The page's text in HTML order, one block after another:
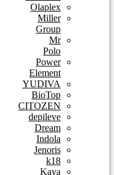
Olaplex
Miller
Group
Mr
Polo
Power
Element
YUDIVA
BioTop
CITOZEN
depileve
Dream
Indola
Jenoris
k18
Kava